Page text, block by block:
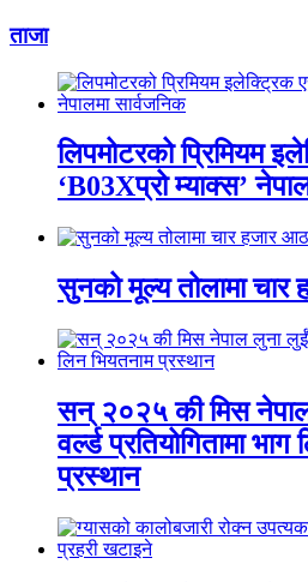
ताजा
लिपमोटरको प्रिमियम
‘B03Xप्रो म्याक्स’
सुनको मूल्य तोलामा चार
सन् २०२५ की मिस
वर्ल्ड प्रतियोगितामा
प्रस्थान